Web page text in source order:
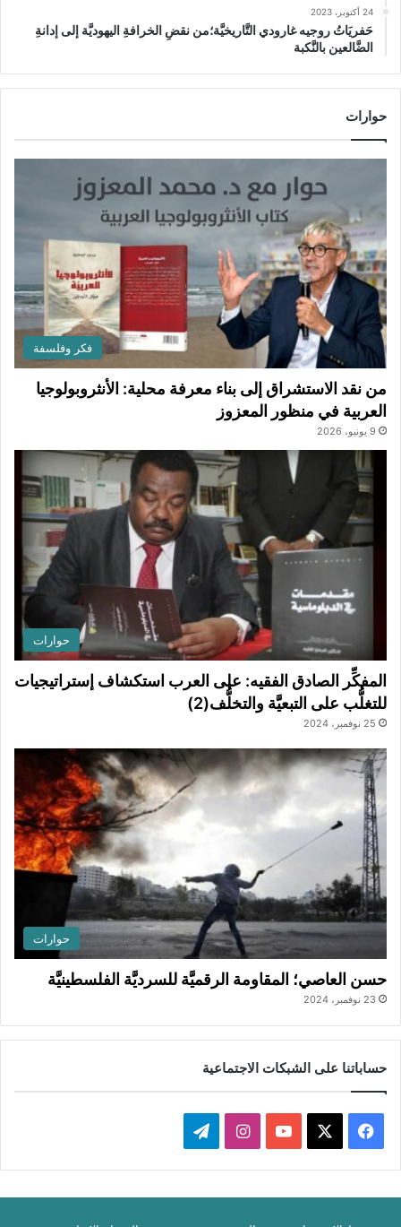
24 أكتوبر، 2023
حَفريَاتُ روجيه غارودي التَّاريخيَّة؛من نقضِ الخرافةِ اليهوديَّة إلى إدانةِ
الضَّالعين بالنَّكبة
حوارات
فكر وفلسفة
من نقد الاستشراق إلى بناء معرفة محلية: الأنثروبولوجيا
العربية في منظور المعزوز
9 يونيو، 2026
حوارات
المفكِّر الصادق الفقيه: على العرب استكشاف إستراتيجيات
للتغلُّب على التبعيَّة والتخلُّف(2)
25 نوفمبر، 2024
حوارات
حسن العاصي؛ المقاومة الرقميَّة للسرديَّة الفلسطينيَّة
23 نوفمبر، 2024
حساباتنا على الشبكات الاجتماعية
فيسبوك ‫YouTubeانستقرامتيلقرام